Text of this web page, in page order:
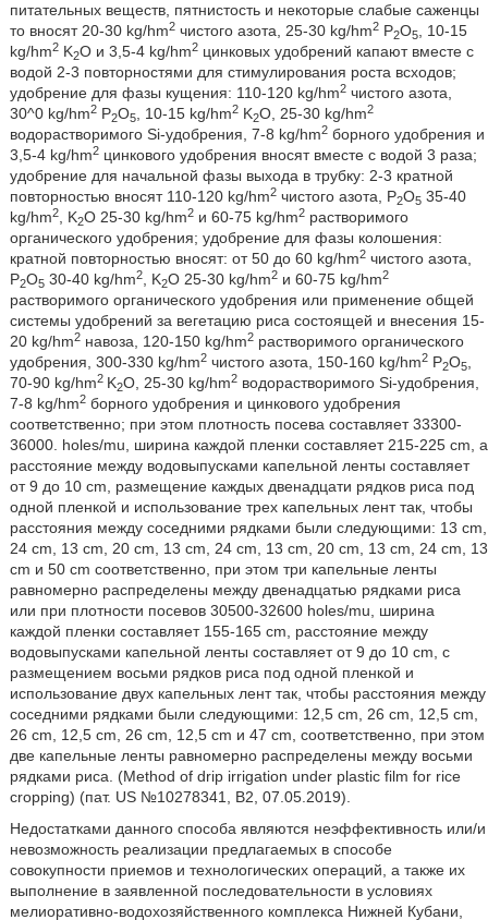
питательных веществ, пятнистость и некоторые слабые саженцы
то вносят 20-30 kg/hm2чистого азота, 25-30 kg/hm2P2O5, 10-15
kg/hm2K2O и 3,5-4 kg/hm2цинковых удобрений капают вместе с
водой 2-3 повторностями для стимулирования роста всходов;
удобрение для фазы кущения: 110-120 kg/hm2чистого азота,
30^0 kg/hm2P2O5, 10-15 kg/hm2K2O, 25-30 kg/hm2
водорастворимого Si-удобрения, 7-8 kg/hm2борного удобрения и
3,5-4 kg/hm2цинкового удобрения вносят вместе с водой 3 раза;
удобрение для начальной фазы выхода в трубку: 2-3 кратной
повторностью вносят 110-120 kg/hm2чистого азота, Р2О535-40
kg/hm2, K2O 25-30 kg/hm2и 60-75 kg/hm2растворимого
органического удобрения; удобрение для фазы колошения:
кратной повторностью вносят: от 50 до 60 kg/hm2чистого азота,
Р2О530-40 kg/hm2, K2O 25-30 kg/hm2и 60-75 kg/hm2
растворимого органического удобрения или применение общей
системы удобрений за вегетацию риса состоящей и внесения 15-
20 kg/hm2навоза, 120-150 kg/hm2растворимого органического
удобрения, 300-330 kg/hm2чистого азота, 150-160 kg/hm2Р2О5,
70-90 kg/hm2 K2O, 25-30 kg/hm2водорастворимого Si-удобрения,
7-8 kg/hm2борного удобрения и цинкового удобрения
соответственно; при этом плотность посева составляет 33300-
36000. holes/mu, ширина каждой пленки составляет 215-225 cm, а
расстояние между водовыпусками капельной ленты составляет
от 9 до 10 cm, размещение каждых двенадцати рядков риса под
одной пленкой и использование трех капельных лент так, чтобы
расстояния между соседними рядками были следующими: 13 cm,
24 cm, 13 cm, 20 cm, 13 cm, 24 cm, 13 cm, 20 cm, 13 cm, 24 cm, 13
cm и 50 cm соответственно, при этом три капельные ленты
равномерно распределены между двенадцатью рядками риса
или при плотности посевов 30500-32600 holes/mu, ширина
каждой пленки составляет 155-165 cm, расстояние между
водовыпусками капельной ленты составляет от 9 до 10 cm, с
размещением восьми рядков риса под одной пленкой и
использование двух капельных лент так, чтобы расстояния между
соседними рядками были следующими: 12,5 cm, 26 cm, 12,5 cm,
26 cm, 12,5 cm, 26 cm, 12,5 cm и 47 cm, соответственно, при этом
две капельные ленты равномерно распределены между восьми
рядками риса. (Method of drip irrigation under plastic film for rice
cropping) (пат. US №10278341, B2, 07.05.2019).
Недостатками данного способа являются неэффективность или/и
невозможность реализации предлагаемых в способе
совокупности приемов и технологических операций, а также их
выполнение в заявленной последовательности в условиях
мелиоративно-водохозяйственного комплекса Нижней Кубани,